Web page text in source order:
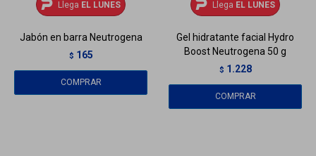
Llega EL LUNES
Jabón en barra Neutrogena
$ 165
Llega EL LUNES
Gel hidratante facial Hydro
Boost Neutrogena 50 g
$ 1.228